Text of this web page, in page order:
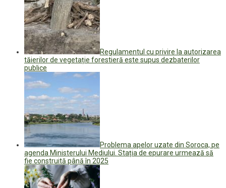
Regulamentul cu privire la autorizarea
tăierilor de vegetație forestieră este supus dezbaterilor
publice
Problema apelor uzate din Soroca, pe
agenda Ministerului Mediului. Stația de epurare urmează să
fie construită până în 2025